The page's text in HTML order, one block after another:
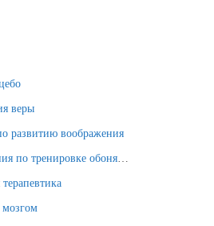
веры
развитию воображения
по тренировке обоняния